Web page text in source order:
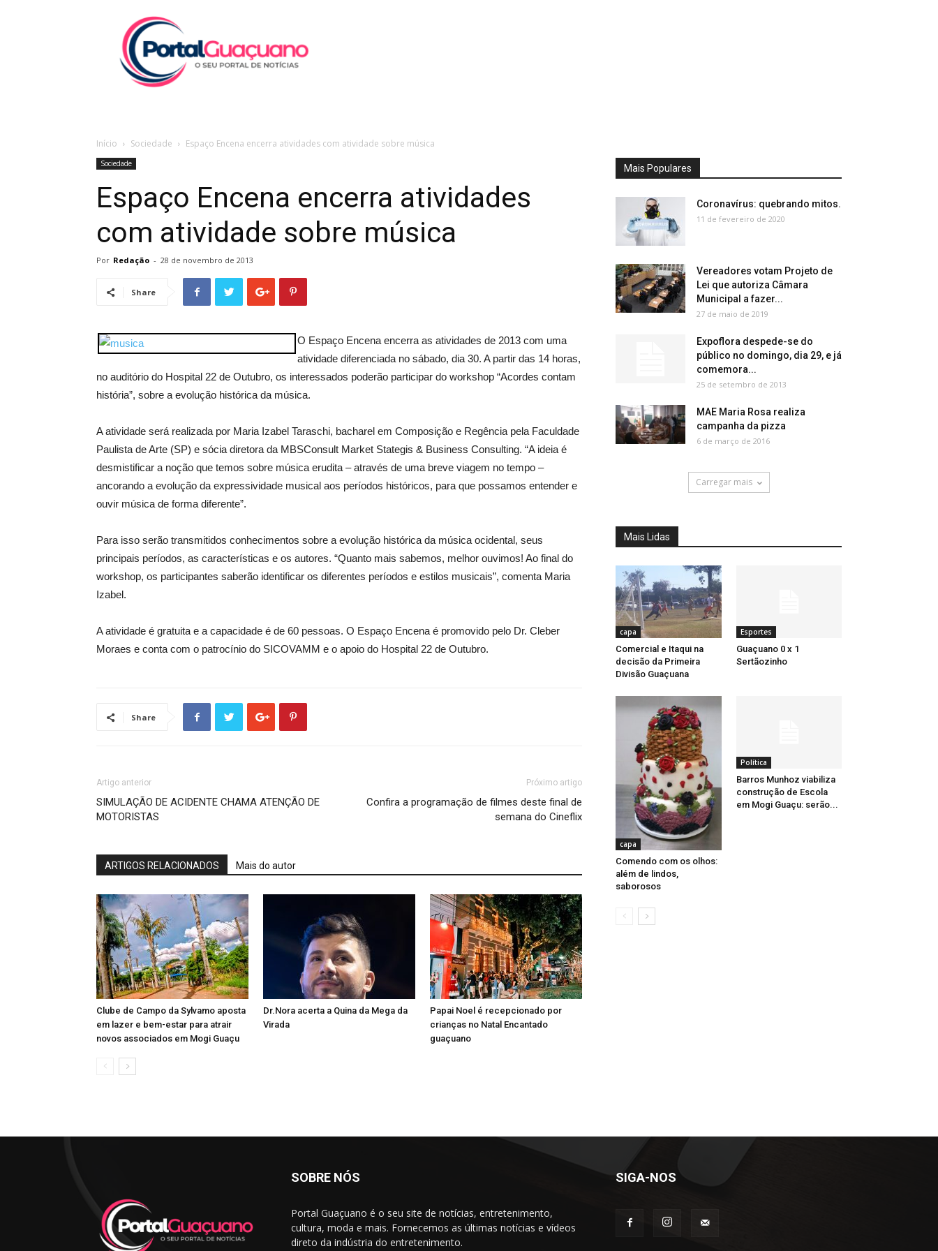
Portal
Guaçuano
Início Sociedade Espaço Encena encerra atividades com atividade sobre música
Sociedade
Espaço Encena encerra atividades
com atividade sobre música
Por Redação - 28 de novembro de 2013
Share
O Espaço Encena encerra as atividades de 2013 com uma
atividade diferenciada no sábado, dia 30. A partir das 14 horas,
no auditório do Hospital 22 de Outubro, os interessados poderão participar do workshop “Acordes contam
história”, sobre a evolução histórica da música.
A atividade será realizada por Maria Izabel Taraschi, bacharel em Composição e Regência pela Faculdade
Paulista de Arte (SP) e sócia diretora da MBSConsult Market Stategis & Business Consulting. “A ideia é
desmistificar a noção que temos sobre música erudita – através de uma breve viagem no tempo –
ancorando a evolução da expressividade musical aos períodos históricos, para que possamos entender e
ouvir música de forma diferente”.
Para isso serão transmitidos conhecimentos sobre a evolução histórica da música ocidental, seus
principais períodos, as características e os autores. “Quanto mais sabemos, melhor ouvimos! Ao final do
workshop, os participantes saberão identificar os diferentes períodos e estilos musicais”, comenta Maria
Izabel.
A atividade é gratuita e a capacidade é de 60 pessoas. O Espaço Encena é promovido pelo Dr. Cleber
Moraes e conta com o patrocínio do SICOVAMM e o apoio do Hospital 22 de Outubro.
Share
Artigo anterior
SIMULAÇÃO DE ACIDENTE CHAMA ATENÇÃO DE
MOTORISTAS
Próximo artigo
Confira a programação de filmes deste final de
semana do Cineflix
ARTIGOS RELACIONADOS Mais do autor
Clube de Campo da Sylvamo aposta
em lazer e bem-estar para atrair
novos associados em Mogi Guaçu
Dr.Nora acerta a Quina da Mega da
Virada
Papai Noel é recepcionado por
crianças no Natal Encantado
guaçuano
Mais Populares
Coronavírus: quebrando mitos.
11 de fevereiro de 2020
Vereadores votam Projeto de
Lei que autoriza Câmara
Municipal a fazer...
27 de maio de 2019
Expoflora despede-se do
público no domingo, dia 29, e já
comemora...
25 de setembro de 2013
MAE Maria Rosa realiza
campanha da pizza
6 de março de 2016
Carregar mais
Mais Lidas
capa
Comercial e Itaqui na
decisão da Primeira
Divisão Guaçuana
Esportes
Guaçuano 0 x 1
Sertãozinho
capa
Comendo com os olhos:
além de lindos,
saborosos
Política
Barros Munhoz viabiliza
construção de Escola
em Mogi Guaçu: serão...
SOBRE NÓS
Portal Guaçuano é o seu site de notícias, entretenimento,
cultura, moda e mais. Fornecemos as últimas notícias e vídeos
direto da indústria do entretenimento.
SIGA-NOS